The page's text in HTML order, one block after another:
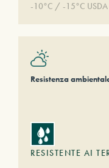
-10°C / -15°C
Resistenza
RESISTENTE AI